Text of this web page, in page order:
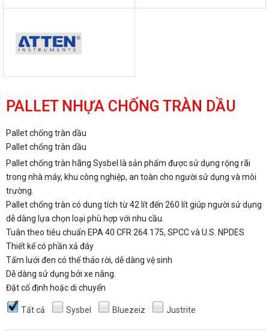
PALLET NHỰA CHỐNG TRÀN DẦU
Pallet chống tràn dầu
Pallet chống tràn dầu
Pallet chống tràn hãng Sysbel là sản phẩm được sử dụng rộng rãi
trong nhà máy, khu công nghiệp, an toàn cho người sử dụng và môi
trường.
Pallet chống tràn có dung tích từ 42 lít đến 260 lít giúp người sử dụng
dễ dàng lựa chọn loại phù hợp với nhu cầu.
Tuân theo tiêu chuẩn EPA 40 CFR 264.175, SPCC và U.S. NPDES
Thiết kế có phần xả đáy
Tấm lưới đen có thể tháo rời, dễ dàng vệ sinh
Dễ dàng sử dụng bởi xe nâng.
Đặt cố định hoặc di chuyển
Tất cả Sysbel Bluezeiz Justrite